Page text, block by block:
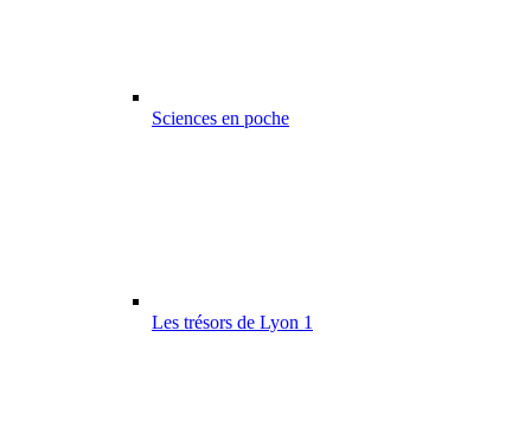
Sciences en poche
Les trésors de Lyon 1